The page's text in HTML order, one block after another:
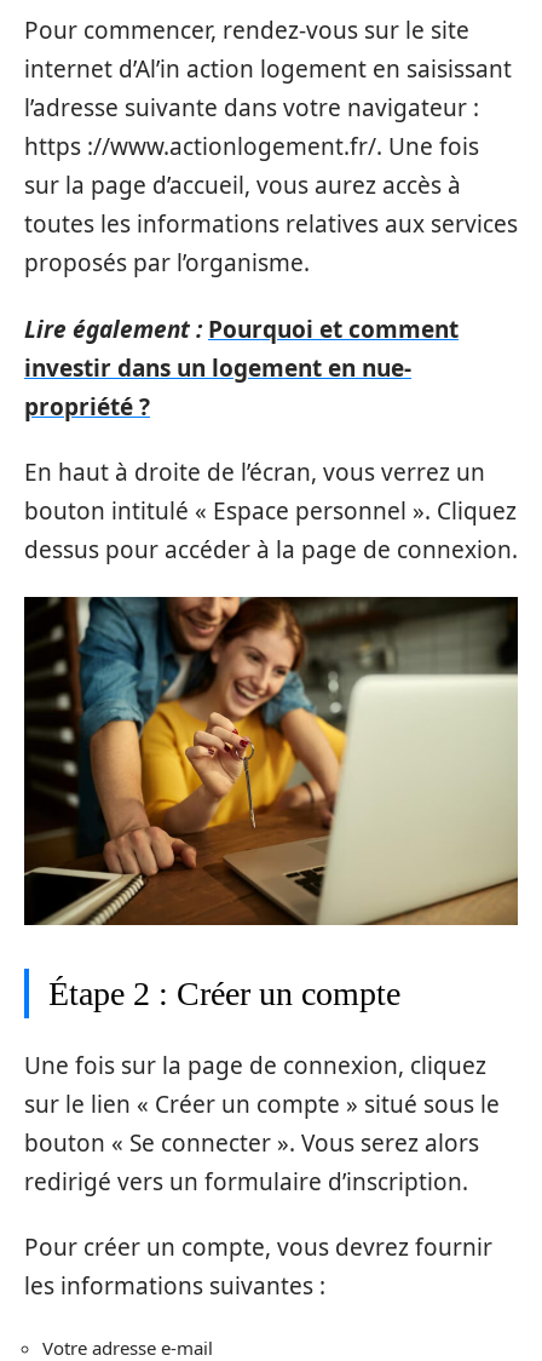
Pour commencer, rendez-vous sur le site
internet d’Al’in action logement en saisissant
l’adresse suivante dans votre navigateur :
https ://www.actionlogement.fr/. Une fois
sur la page d’accueil, vous aurez accès à
toutes les informations relatives aux services
proposés par l’organisme.
Lire également : Pourquoi et comment
investir dans un logement en nue-
propriété ?
En haut à droite de l’écran, vous verrez un
bouton intitulé « Espace personnel ». Cliquez
dessus pour accéder à la page de connexion.
Étape 2 : Créer un compte
Une fois sur la page de connexion, cliquez
sur le lien « Créer un compte » situé sous le
bouton « Se connecter ». Vous serez alors
redirigé vers un formulaire d’inscription.
Pour créer un compte, vous devrez fournir
les informations suivantes :
Votre adresse e-mail